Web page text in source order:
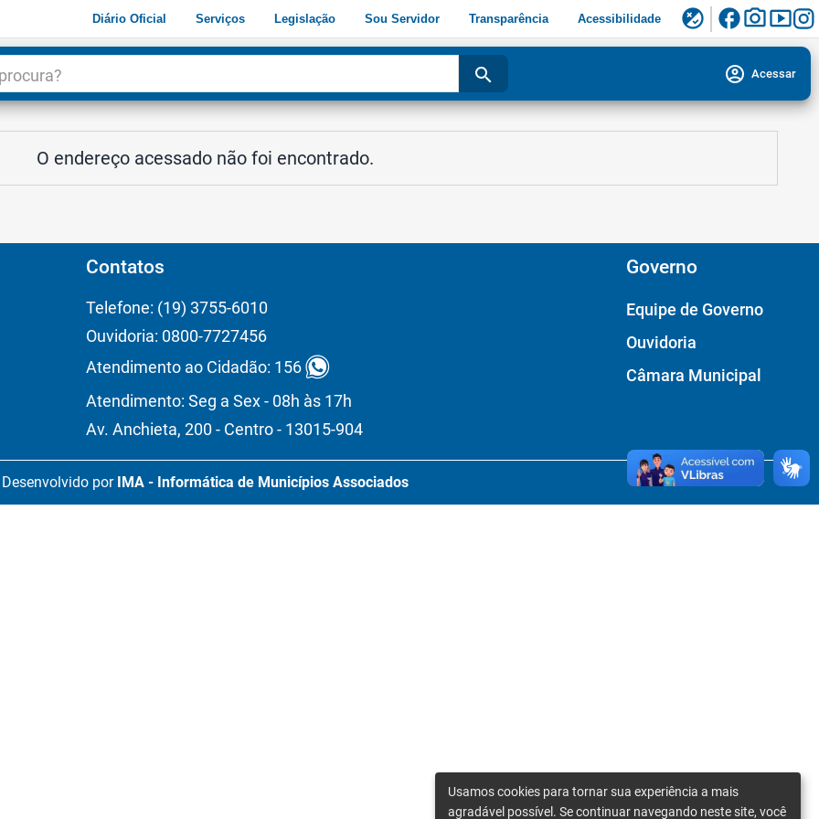
Diário Oficial Serviços Legislação Sou Servidor Transparência Acessibilidade flaky facebookphoto_camerasmart_display
search account_circle Acessar
O endereço acessado não foi encontrado.
Contatos
Telefone: (19) 3755-6010
Ouvidoria: 0800-7727456
Atendimento ao Cidadão: 156
Atendimento: Seg a Sex - 08h às 17h
Av. Anchieta, 200 - Centro - 13015-904
Governo
Equipe de Governo
Ouvidoria
Câmara Municipal
Desenvolvido por IMA - Informática de Municípios Associados
Usamos cookies para tornar sua experiência a mais
agradável possível. Se continuar navegando neste site, você